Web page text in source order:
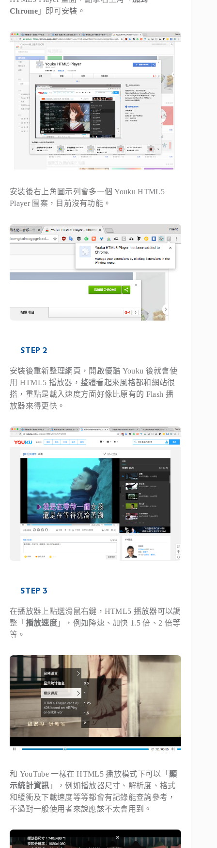
Chrome」即可安裝。
安裝後右上角圖示列會多一個 Youku HTML5
Player 圖案，目前沒有功能。
STEP 2
安裝後重新整理網頁，開啟優酷 Youku 後就會使
用 HTML5 播放器，整體看起來風格都和網站很
搭，重點是載入速度方面好像比原有的 Flash 播
放器來得更快。
STEP 3
在播放器上點選滑鼠右鍵，HTML5 播放器可以調
整「 播放速度」，例如降速、加快 1.5 倍、2 倍等
等。
和 YouTube 一樣在 HTML5 播放模式下可以「 顯
示統計資訊 」，例如播放器尺寸、解析度、格式
和緩衝及下載速度等等都會有記錄能查詢參考，
不過對一般使用者來說應該不太會用到。